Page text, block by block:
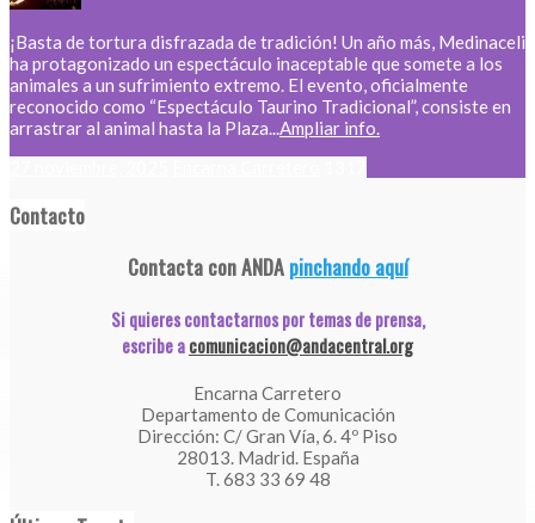
¡Basta de tortura disfrazada de tradición! Un año más, Medinaceli
ha protagonizado un espectáculo inaceptable que somete a los
animales a un sufrimiento extremo. El evento, oficialmente
reconocido como “Espectáculo Taurino Tradicional”, consiste en
arrastrar al animal hasta la Plaza...Ampliar info.
Contacto
Contacta con ANDApinchando aquí
Si quieres contactarnos por temas de prensa,
escribe acomunicacion@andacentral.org
Encarna Carretero
Departamento de Comunicación
Dirección: C/ Gran Vía, 6. 4º Piso
28013. Madrid. España
T. 683 33 69 48